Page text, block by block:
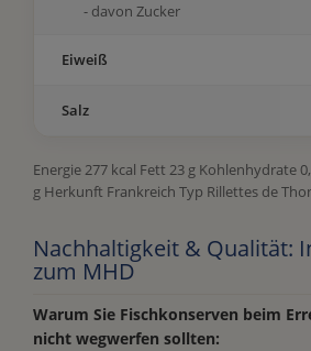
- davon Zucker
Eiweiß
Salz
Energie 277 kcal Fett 23 g Kohlenhydrate
g Herkunft Frankreich Typ Rillettes de
Nachhaltigkeit & Qualität:
zum MHD
Warum Sie Fischkonserven beim
nicht wegwerfen sollten: